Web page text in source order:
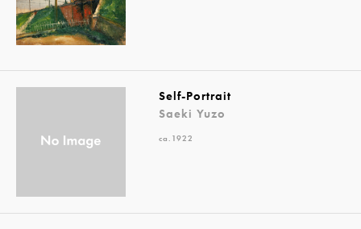
Self-Portrait
Saeki Yuzo
ca.1922